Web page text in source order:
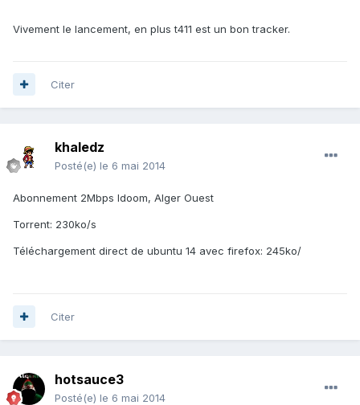
Vivement le lancement, en plus t411 est un bon tracker.
Citer
khaledz
Posté(e) le 6 mai 2014
Abonnement 2Mbps Idoom, Alger Ouest
Torrent: 230ko/s
Téléchargement direct de ubuntu 14 avec firefox: 245ko/
Citer
hotsauce3
Posté(e) le 6 mai 2014